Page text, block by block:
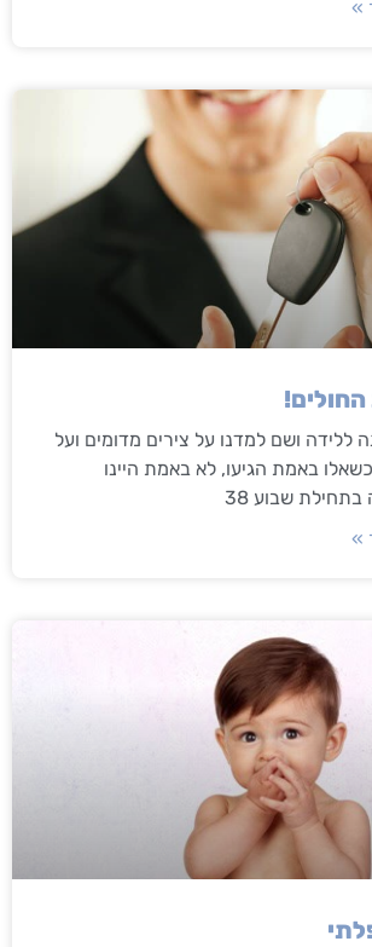
»
ללידה ושם למדנו על צירים מדומים ועל
באמת הגיעו, לא באמת היינו
שבוע 38
»